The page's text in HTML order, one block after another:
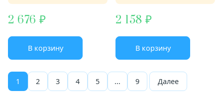
2 676
В корзину
2 158
В корзину
1 2 3 4 5 ... 9 Далее